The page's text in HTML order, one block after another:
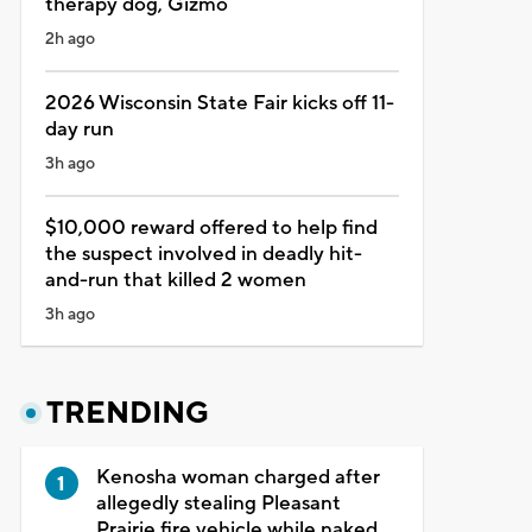
2h ago
2026 Wisconsin State Fair kicks off 11-
day run
3h ago
$10,000 reward offered to help find
the suspect involved in deadly hit-
and-run that killed 2 women
3h ago
TRENDING
Kenosha woman charged after
allegedly stealing Pleasant